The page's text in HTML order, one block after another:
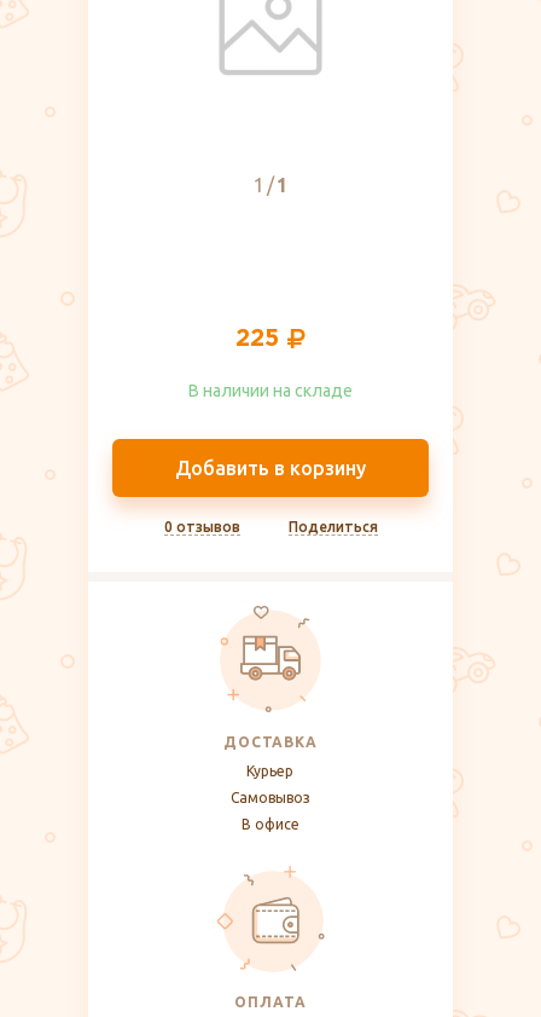
1 1
225
В наличии на складе​
Добавить в корзину
0 отзывов Поделиться
ДОСТАВКА
Курьер
Самовывоз
В офисе
ОПЛАТА